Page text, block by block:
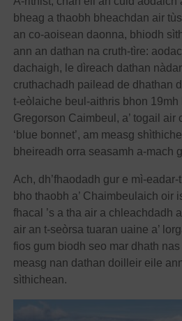
bheag a thaobh bheachdan air
an co-aoisean daonna, bhiodh
ann an dathan na cruth-tìre:
dachaigh, le dìreach dathan
cruthachadh pailead de dhathan
t-eòlaiche beul-aithris bhon 19mh
Gregorson Caimbeul, a’ togail air
‘blue bonnet’, am measg
bheireadh orra seasamh a-mach
Ach, dh’fhaodadh gur e mì-
bho thaobh a’ Chaimbeulaich oir
fhacal ’s a tha air a chleachdadh
air an t-seòrsa tuaran uaine a’
fios gum biodh seo mar dhath
measg nan dathan doilleir eile
sìthichean.